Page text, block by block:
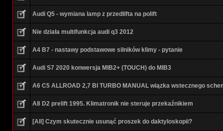
Audi Q5 - wymiana lamp z przedlifta na polift
Nie działa multifunkcja audi q3 2012
A4 B7 - nastawy podstawowe silników klimy - pytanie
Audi S7 2020 konwersja MIB2+ (TOUCH) do MIB3
A6 C5 ALLROAD 2,7 BI TURBO MANUAL wiązka wstecznego
A8 D2 prelift 1995. Klimatronik nie steruje przekaźnikiem
[All] Czym skutecznie usunąć proszek do daktyloskopii?